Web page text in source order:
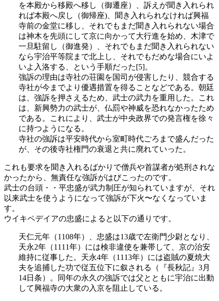
を本殿から移殿へ移し（御遷座）、訴えが聞き入れられ
れば本殿へ戻し（御帰座)、聞き入れられなければ興福
寺前の金堂に移し、それでもまだ聞き入れられない場合
は神木を先頭にして京に向かって大行進を始め、木津で
一旦駐留し（御進発）、それでもまだ聞き入れられない
なら宇治平等院まで北上し、それでもだめな場合にいよ
いよ入洛する、という手順だった[5]。
強訴の理由は寺社の荘園を国司が侵害したり、競合する
寺社が今までより優遇措置を得ることなどである。朝廷
は、強訴を押さえるため、武士の武力を重用した。これ
は、新興勢力の武士が、仏罰や神威を恐れなかったため
である。これにより、武士が中央政界での発言権を徐々
に持つようになる。
寺社の強訴は平安時代から室町時代ごろまで盛んだった
が、その後寺社権門の衰退と共に廃れていった。
これも要求を聞き入れるばかりで僧兵や首謀者が処刑されな
かったから、無責任な強訴がはびこったのです。
武士の台頭・・平忠盛が武力制圧が知られていますが、それ
以来武士を使うようになって強訴が下火〜なくなっていま
す。
ウイキペデイアの忠盛によると以下の通りです。
天仁元年（1108年）、忠盛は13歳で左衛門少尉となり、
天永2年（1111年）には検非違使を兼帯して、京の治安
維持に従事した。天永4年（1113年）には盗賊の夏焼大
夫を追捕した功で従五位下に叙される（『長秋記』3月
14日条）。同年の永久の強訴では父とともに宇治に出動
して興福寺の大衆の入京を阻止している。